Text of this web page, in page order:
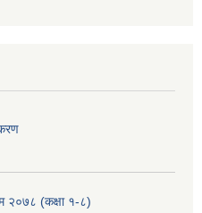
२०७८ (कक्षा १-८)